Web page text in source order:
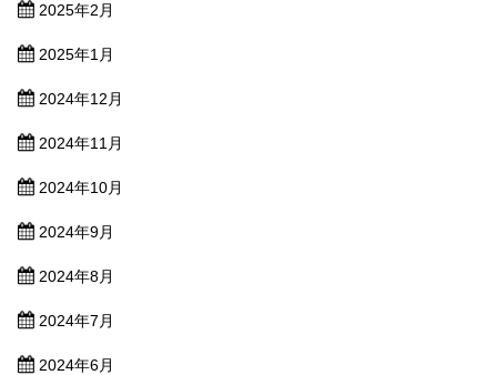
2025年2月
2025年1月
2024年12月
2024年11月
2024年10月
2024年9月
2024年8月
2024年7月
2024年6月